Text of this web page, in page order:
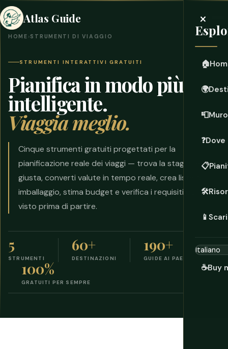
Atlas Guide ×
🏠
🌍
📮
❓Dove
📋
🛠️
📱
☕Buy
HOME ›STRUMENTI DI VIAGGIO
STRUMENTI INTERATTIVI GRATUITI
Pianifica in modo più
intelligente.
Viaggia meglio.
Cinque strumenti gratuiti progettati per la
pianificazione reale dei viaggi — trova la stagione
giusta, converti valute in tempo reale, crea liste di
imballaggio, stima budget e verifica i requisiti per il
visto prima di partire.
5
STRUMENTI
60+
DESTINAZIONI
190+
GUIDE AI PAESI
100%
GRATUITI PER SEMPRE